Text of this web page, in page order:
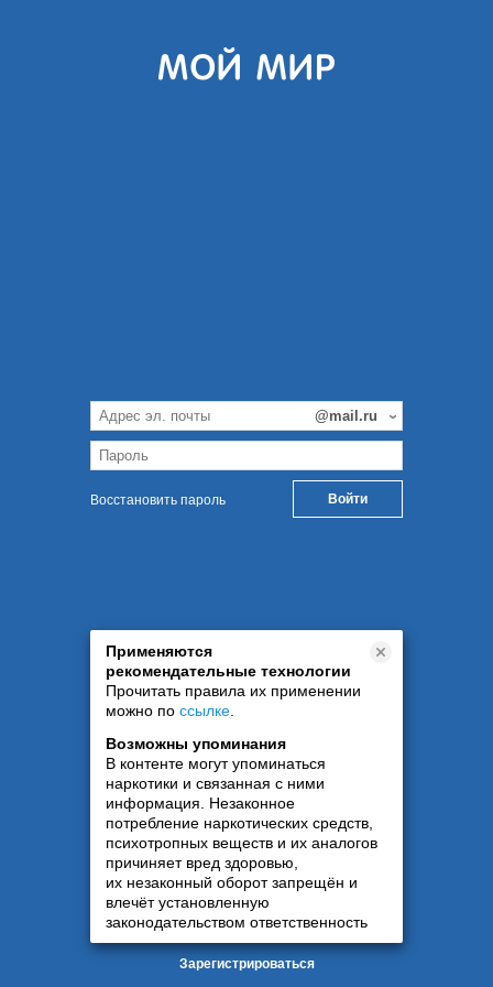
Восстановить пароль
Применяются
рекомендательные технологии
Прочитать правила их применении
можно по ссылке
Возможны упоминания
В контенте могут упоминаться
наркотики и связанная с ними
информация. Незаконное
потребление наркотических средств,
психотропных веществ и их аналогов
причиняет вред здоровью,
их незаконный оборот запрещён и
влечёт установленную
законодательством ответственность
Зарегистрироваться